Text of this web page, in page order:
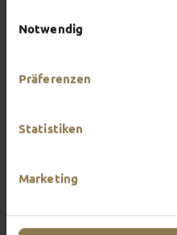
Notwendig
Präferenzen
Statistiken
Marketing